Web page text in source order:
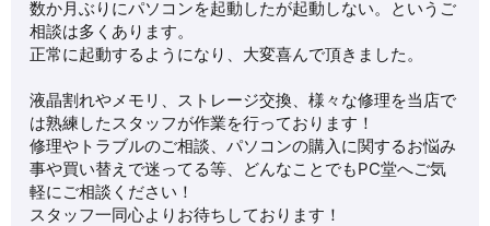
数か月ぶりにパソコンを起動したが起動しない。というご
相談は多くあります。
正常に起動するようになり、大変喜んで頂きました。
液晶割れやメモリ、ストレージ交換、様々な修理を当店で
は熟練したスタッフが作業を行っております！
修理やトラブルのご相談、パソコンの購入に関するお悩み
事や買い替えで迷ってる等、どんなことでもPC堂へご気
軽にご相談ください！
スタッフ一同心よりお待ちしております！